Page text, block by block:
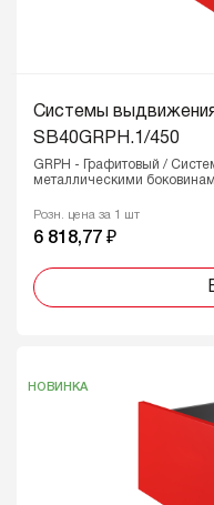
Системы
SB40GRPH.1/450
GRPH - Графитовый /
металлическими
Розн. цена за 1 шт
6 818,77 ₽
НОВИНКА